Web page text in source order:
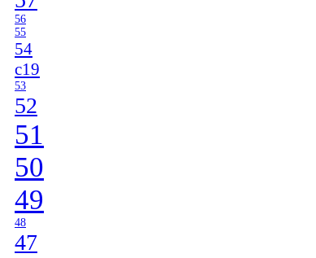
56
55
54
c19
53
52
51
50
49
48
47